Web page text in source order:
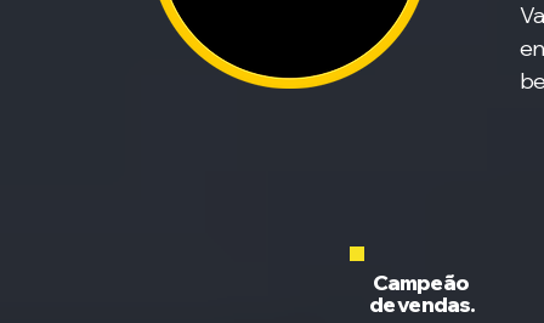
Campeão
de vendas.